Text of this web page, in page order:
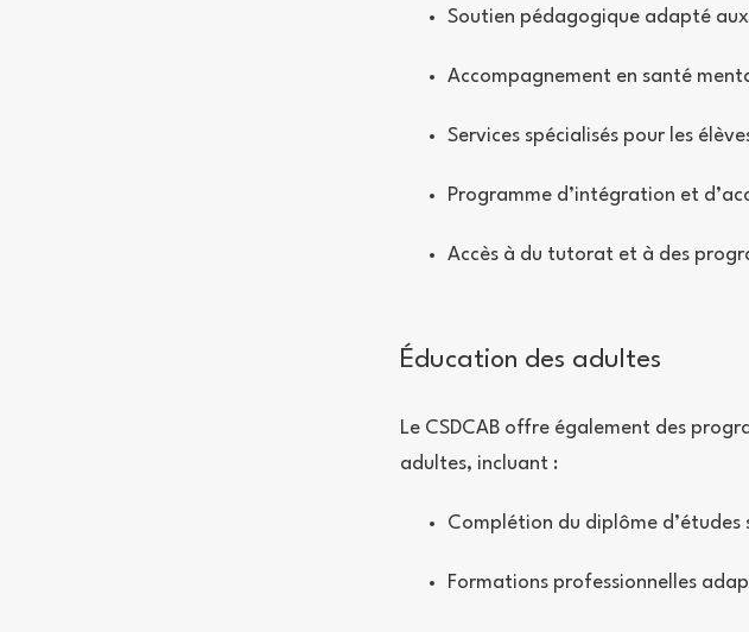
Soutien pédagogique adapté
Accompagnement en santé
Services spécialisés pour les
Programme d’intégration et
Accès à du tutorat et à des
Éducation des adultes
Le CSDCAB offre également des
adultes, incluant :
Complétion du diplôme d’études
Formations professionnelles